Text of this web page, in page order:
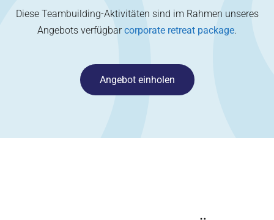
Diese Teambuilding-Aktivitäten sind im Rahmen unseres
Angebots verfügbarcorporate retreat package.
Angebot einholen